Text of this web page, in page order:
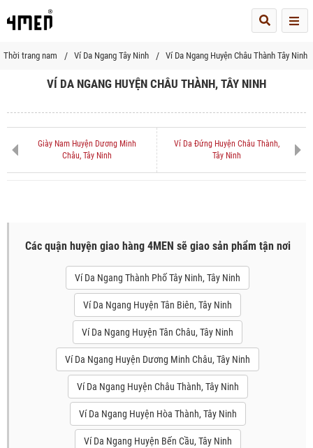
Thời trang nam Ví Da Ngang Tây Ninh Ví Da Ngang Huyện Châu Thành Tây Ninh
VÍ DA NGANG HUYỆN CHÂU THÀNH, TÂY NINH
Giày Nam Huyện Dương Minh
Châu, Tây Ninh
Ví Da Đứng Huyện Châu Thành,
Tây Ninh
Các quận huyện giao hàng 4MEN sẽ giao sản phẩm tận nơi
Ví Da Ngang Thành Phố Tây Ninh, Tây Ninh
Ví Da Ngang Huyện Tân Biên, Tây Ninh
Ví Da Ngang Huyện Tân Châu, Tây Ninh
Ví Da Ngang Huyện Dương Minh Châu, Tây Ninh
Ví Da Ngang Huyện Châu Thành, Tây Ninh
Ví Da Ngang Huyện Hòa Thành, Tây Ninh
Ví Da Ngang Huyện Bến Cầu, Tây Ninh